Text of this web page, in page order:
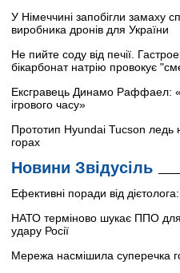
У Німеччині запобігли замаху
виробника дронів для України
Не пийте соду від печії.
бікарбонат натрію провокує
Ексгравець Динамо Раффаел:
ігрового часу»
Прототип Hyundai Tucson ледь
горах
Новини Звідусіль
Ефективні поради від
НАТО терміново шукає ППО для
удару Росії
Мережа насмішила суперечка